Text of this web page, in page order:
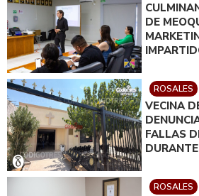
DE
ROSALES
VECINA
FALLAS
ROSALES